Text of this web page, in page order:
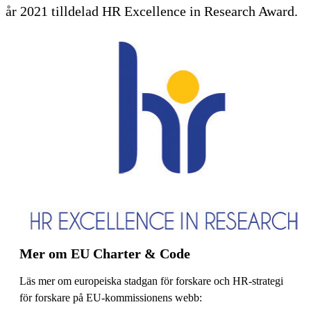
år 2021 tilldelad HR Excellence in Research Award.
Mer om EU Charter & Code
Läs mer om europeiska stadgan för forskare och HR-strategi
för forskare på EU-kommissionens webb: